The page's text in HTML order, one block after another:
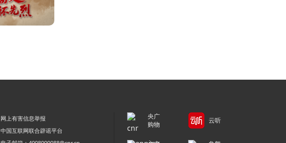
网上有害信息举报
中国互联网联合辟谣平台
央广
购物
云听